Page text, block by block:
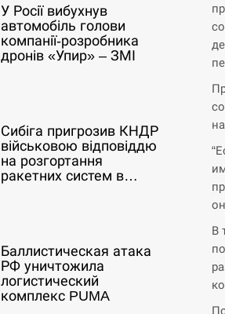
У Росії вибухнув
автомобіль голови
компанії-розробника
дронів «Упир» – ЗМІ
Сибіга пригрозив КНДР
військовою відповіддю
на розгортання
ракетних систем в…
Баллистическая атака
РФ уничтожила
логистический
комплекс PUMA
В